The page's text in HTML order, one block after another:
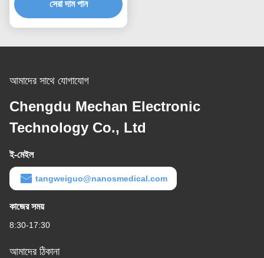
সেরা দাম পান
আমাদের সাথে যোগাযোগ
Chengdu Mechan Electronic
Technology Co., Ltd
ই-মেইল
tangweiguo@nanosmedical.com
কাজের সময়
8:30-17:30
আমাদের ঠিকানা